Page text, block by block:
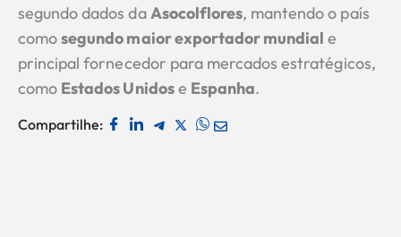
segundo dados daAsocolflores, mantendo o país
comosegundo maior exportador mundial e
principal fornecedor para mercados estratégicos,
como Estados Unidose Espanha.
Compartilhe: